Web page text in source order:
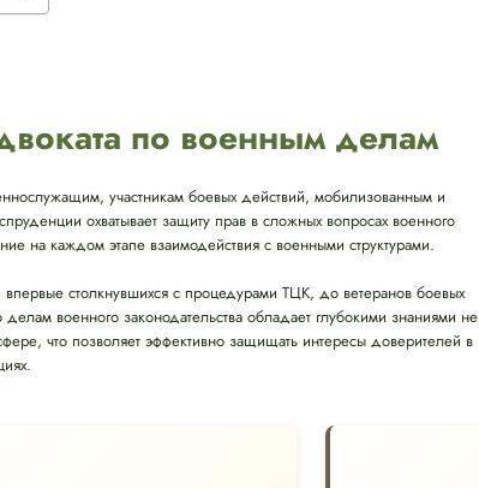
по военным делам
участникам боевых действий, мобилизованным и
охватывает защиту прав в сложных вопросах военного
на каждом этапе взаимодействия с военными структурами.
столкнувшихся с процедурами ТЦК, до ветеранов боевых
военного законодательства обладает глубокими знаниями не
что позволяет эффективно защищать интересы доверителей в